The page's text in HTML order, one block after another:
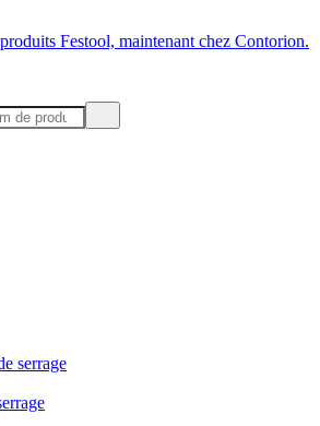
Festool, maintenant chez Contorion.
serrage